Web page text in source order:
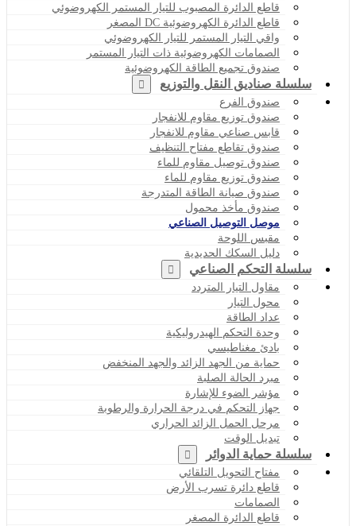
قاطع الدائرة المصبوب للتيار المستمر الكهروضوئي
قاطع الدائرة الكهروضوئية DC المصغر
واقي التيار المستمر للتيار الكهروضوئي
الصمامات الكهروضوئية ذات التيار المستمر
صندوق تجميع الطاقة الكهروضوئية
سلسلة صناديق النقل والتوزيع
صندوق الفرع
صندوق توزيع مقاوم للانفجار
قابس صناعي مقاوم للانفجار
صندوق تقاطع مفتاح التنظيف
صندوق توصيل مقاوم للماء
صندوق توزيع مقاوم للماء
صندوق صيانة الطاقة المتدرجة
صندوق مأخذ محمول
موصل التوصيل الصناعي
مقبس اللوحة
دليل السكك الحديدية
سلسلة التحكم الصناعي
مقاول التيار المتردد
محول التيار
عداد الطاقة
وحدة التحكم الهيدروليكية
بادئ مغناطيسي
حماية من الجهد الزائد والجهد المنخفض
مبرد الحالة الصلبة
مؤشر الضوء للإشارة
جهاز التحكم في درجة الحرارة والرطوبة
مرحل الحمل الزائد الحراري
تبديل الوقت
سلسلة حماية الدوائر
مفتاح التحويل التلقائي
قاطع دائرة تسرب الأرض
الصمامات
قاطع الدائرة المصغر